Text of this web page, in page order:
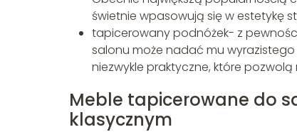
świetnie wpasowują się w estetykę
tapicerowany podnóżek- z
salonu może nadać mu
niezwykle praktyczne, które
Meble tapicerowane do
klasycznym